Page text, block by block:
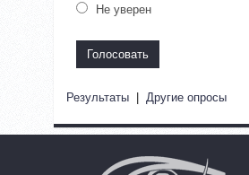
Не уверен
Результаты | Другие опросы